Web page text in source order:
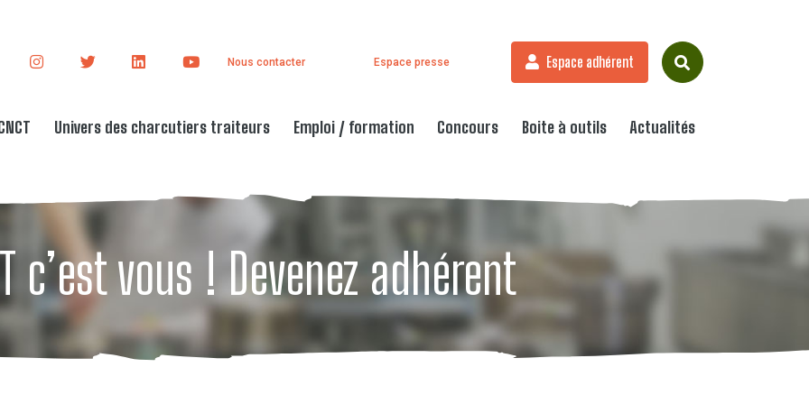
Nous contacter Espace presse Espace adhérent
Univers des charcutiers traiteurs Emploi / formation Concours Boite à outils Actualités
c’est vous ! Devenez adhérent